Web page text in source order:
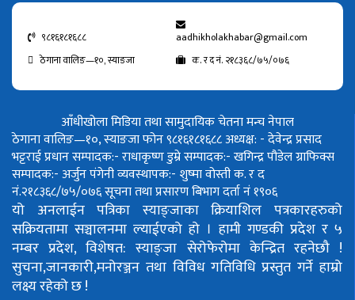
९८१६१८१६८८
aadhikholakhabar@gmail.com
ठेगाना वालिङ—१०, स्याङजा
क. र द नं. २१८३६८/७५/०७६
आँधीखोला मिडिया तथा सामुदायिक चेतना मन्च नेपाल
ठेगाना वालिङ—१०, स्याङजा फोन ९८१६१८१६८८अध्यक्ष: - देवेन्द्र प्रसाद
भट्टराईप्रधान सम्पादक:- राधाकृष्ण डुम्रेसम्पादक:- खगिन्द्र पौडेलग्राफिक्स
सम्पादक:- अर्जुन पंगेनीव्यवस्थापक:- शुष्मा वोस्तीक. र द
नं.२१८३६८/७५/०७६सूचना तथा प्रसारण बिभाग दर्ता नं १९०६
यो अनलाईन पत्रिका स्याङ्जाका क्रियाशिल पत्रकारहरुको
सक्रियतामा सञ्चालनमा ल्याईएको हो । हामी गण्डकी प्रदेश र ५
नम्बर प्रदेश, विशेषत: स्याङ्जा सेरोफेरोमा केन्द्रित रहनेछौ !
सुचना,जानकारी,मनोरञ्जन तथा विविध गतिविधि प्रस्तुत गर्ने हाम्रो
लक्ष्य रहेको छ !